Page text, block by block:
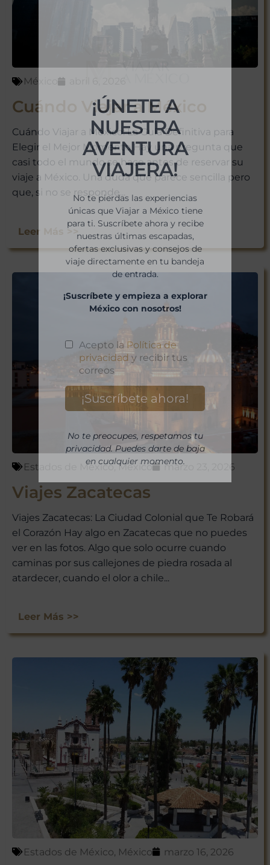
México
Cuándo Viajar a México
Cuándo Viajar a México: La Guía Definitiva para
Elegir el Mejor Momento Hay una pregunta que
casi todo el mundo se hace antes de reservar su
viaje a México. Una duda que parece sencilla pero
que, si no se responde...
Leer Más >>
Estados de México,México marzo 23, 2026
Viajes Zacatecas
Viajes Zacatecas: La Ciudad Colonial que Te Robará
el Corazón Hay algo en Zacatecas que no puedes
ver en las fotos. Algo que solo ocurre cuando
caminas por sus callejones de piedra rosada al
atardecer, cuando el olor a chile...
Leer Más >>
Estados de México, México marzo 16, 2026
¡ÚNETE A
NUESTRA
AVENTURA
VIAJERA!
No te pierdas las experiencias
únicas que Viajar a México tiene
para ti. Suscríbete ahora y recibe
nuestras últimas escapadas,
ofertas exclusivas y consejos de
viaje directamente en tu bandeja
de entrada.
¡Suscríbete y empieza a explorar
México con nosotros!
No te preocupes, respetamos tu
privacidad. Puedes darte de baja
en cualquier momento.